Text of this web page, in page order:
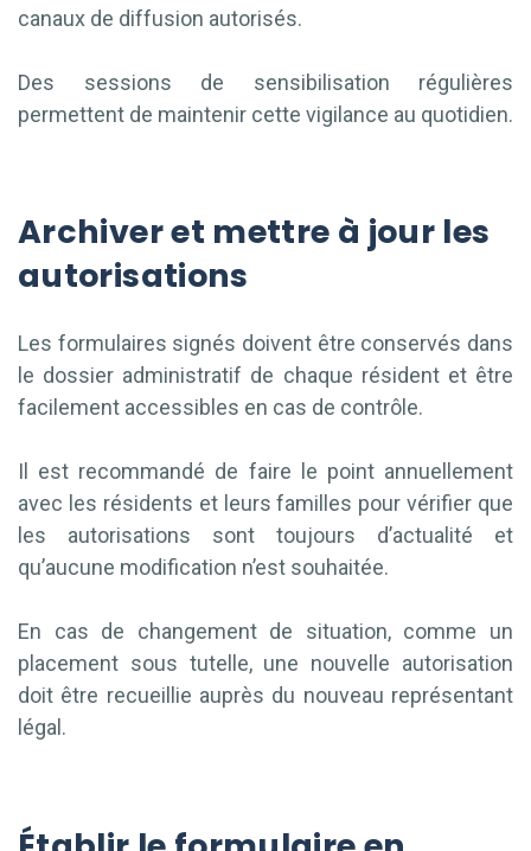
canaux de diffusion autorisés.
Des sessions de sensibilisation régulières
permettent de maintenir cette vigilance au quotidien.
Archiver et mettre à jour les
autorisations
Les formulaires signés doivent être conservés dans
le dossier administratif de chaque résident et être
facilement accessibles en cas de contrôle.
Il est recommandé de faire le point annuellement
avec les résidents et leurs familles pour vérifier que
les autorisations sont toujours d’actualité et
qu’aucune modification n’est souhaitée.
En cas de changement de situation, comme un
placement sous tutelle, une nouvelle autorisation
doit être recueillie auprès du nouveau représentant
légal.